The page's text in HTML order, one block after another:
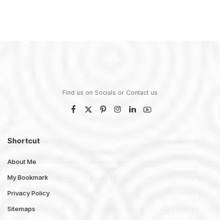
Find us on Socials or Contact us
Shortcut
About Me
My Bookmark
Privacy Policy
Sitemaps